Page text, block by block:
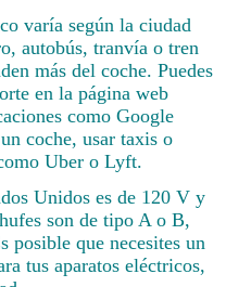
varía según la ciudad
autobús, tranvía o tren
más del coche. Puedes
en la página web
como Google
coche, usar taxis o
Uber o Lyft.
Unidos es de 120 V y
son de tipo A o B,
posible que necesites un
tus aparatos eléctricos,